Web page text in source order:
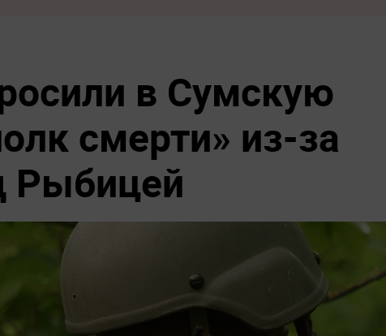
в Сумскую
смерти» из-за
Рыбицей